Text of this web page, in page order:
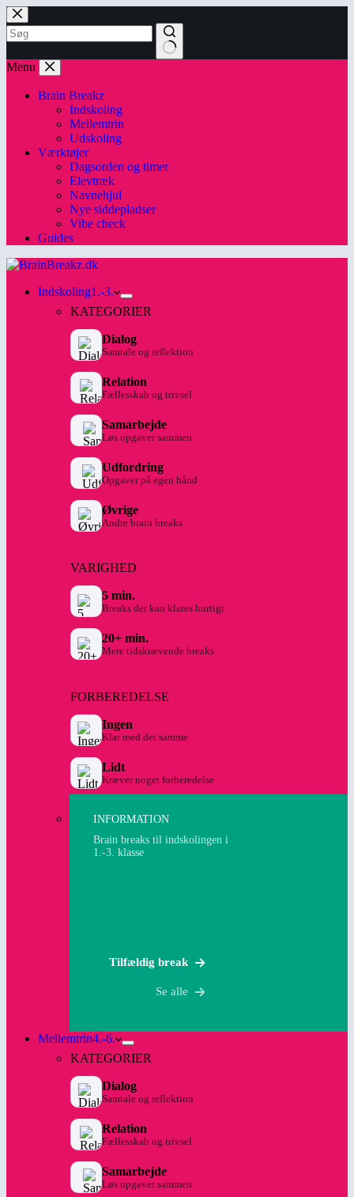
Skip
to
content
No
Menu
Brain Breakz
Indskoling
Mellemtrin
Udskoling
Værktøjer
Dagsorden og timer
Elevtræk
Navnehjul
Nye siddepladser
Vibe check
Guides
Indskoling1.-3.
KATEGORIER
Dialog
Samtale og reflektion
Relation
Fællesskab og trivsel
Samarbejde
Løs opgaver sammen
Udfordring
Opgaver på egen hånd
Øvrige
Andre brain breaks
VARIGHED
5 min.
Breaks der kan klares hurtigt
20+ min.
Mere tidskrævende breaks
FORBEREDELSE
Ingen
Klar med det samme
Lidt
Kræver noget forberedelse
INFORMATION
Brain breaks til indskolingen i
1.-3. klasse
Tilfældig break
Se alle
Mellemtrin4.-6.
KATEGORIER
Dialog
Samtale og reflektion
Relation
Fællesskab og trivsel
Samarbejde
Løs opgaver sammen